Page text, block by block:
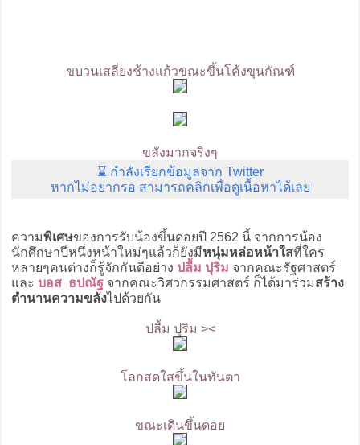
ขบวนเสลี่ยงช้างแก้วขณะขึ้นโค้งขุนกัณฑ์
ขลังมากจริงๆ
⌛ กำลังเรียกข้อมูลจาก Twitter
หากไม่อยากรอ สามารถคลิกเพื่อดูเนื้อหาได้เลย
ความพิเศษของการรับน้องขึ้นดอยปี 2562 นี้ จากการน้อง
นักศึกษาปีหนึ่งหน้าใหม่ๆแล้วก็ยังมีหนุ่มหล่อหน้าใสที่ใคร
หลายๆคนต่างก็รู้จักกันดีอย่าง ปลื้ม ปุริม จากคณะรัฐศาสตร์
และ บอส ธปณัฐจากคณะวิศวกรรมศาสตร์ ก็ได้มาร่วมสร้าง
ตำนานความขลังไปด้วยกัน
ปลื้ม ปุริม ><
โลกสดใสขึ้นในทันตา
ขณะเดินขึ้นดอย